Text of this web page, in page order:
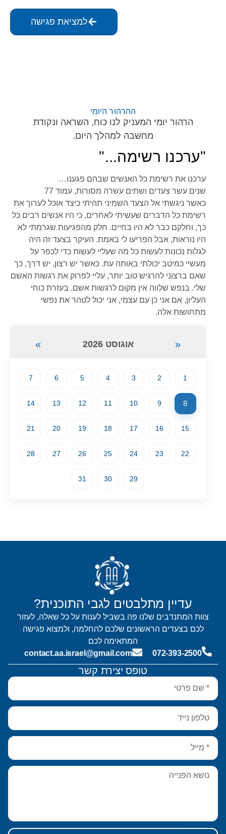
למציאת פגישה
ההרהור היומי
הרהור יומי המעניק לנו כוח, השראה ונקודת
מחשבה למהלך היום.
"ערכנו רשימה..."
ערכנו את רשימת כל האנשים שבהם פגענו…
שנים עשר צעדים ושתים עשרה מסורות, עמוד 77
כאשר ניגשתי אל הצעד השמיני תהיתי כיצד אוכל לערוך את
רשימת כל הדברים שעשיתי לאחרים, כי היו אנשים רבים כל
כך, וחלקם כבר לא היו בחיים. חלק מהפגיעות שגרמתי לא
היו נוראות, אבל הפריעו לי באמת. העיקר בצעד זה היה
לגלות נכונות לעשות כל מה שעליי לעשות כדי לכפר על
מעשיי כמיטב יכולתי באותה עת. כאשר יש רצון, יש דרך, כך
שאם ברצוני להרגיש טוב יותר, עליי לפרוק את רגשות האשם
שלי. בנפש שלֵווה אין מקום לרגשות אשם. בעזרת כוחי
העליון, אם אני כן עם עצמי, אני יכול לטהר את נפשי
מתחושות אלה.
« אוגוסט 2026 »
1
2
3
4
5
6
7
8
9
10
11
12
13
14
15
16
17
18
19
20
21
22
23
24
25
26
27
28
29
30
31
טופס יצירת קשר
עדיין מתלבטים לגבי התוכנית?
צוות המתנדבים שלנו פה בשביל לענות על כל שאלה, לעזור
לכם בצעדים הראשונים שלכם להחלמה, ולמצוא פגישה
המתאימה לכם
072-393-2500
contact.aa.israel@gmail.com